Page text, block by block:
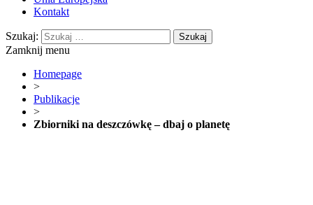
Kontakt
Szukaj:
Zamknij menu
Homepage
>
Publikacje
>
Zbiorniki na deszczówkę – dbaj o planetę